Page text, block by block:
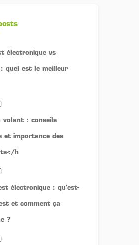
électronique vs
: quel est le meilleur
volant : conseils
et importance des
h
électronique : qu'est-
et comment ça
?